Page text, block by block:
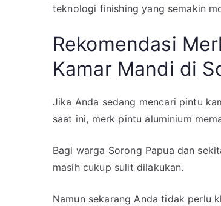
teknologi finishing yang semakin
Rekomendasi
Kamar Mandi di
Jika Anda sedang mencari pintu
saat ini, merk pintu aluminium
Bagi warga Sorong Papua dan
masih cukup sulit dilakukan.
Namun sekarang Anda tidak perlu